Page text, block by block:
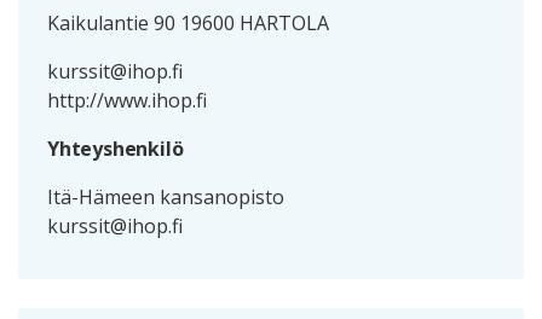
Kaikulantie 90 19600 HARTOLA
kurssit@ihop.fi
http://www.ihop.fi
Yhteyshenkilö
Itä-Hämeen kansanopisto
kurssit@ihop.fi